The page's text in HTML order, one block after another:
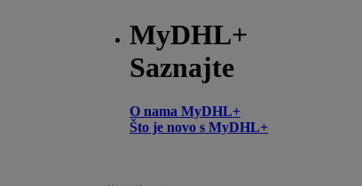
MyDHL+
Saznajte
O nama MyDHL+
Što je novo s MyDHL+